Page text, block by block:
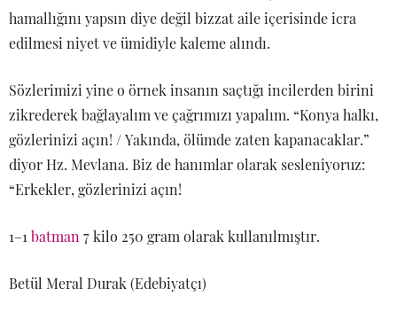
hamallığını yapsın diye değil bizzat aile içerisinde icra
edilmesi niyet ve ümidiyle kaleme alındı.
Sözlerimizi yine o örnek insanın saçtığı incilerden birini
zikrederek bağlayalım ve çağrımızı yapalım. “Konya halkı,
gözlerinizi açın! / Yakında, ölümde zaten kapanacaklar.”
diyor Hz. Mevlana. Biz de hanımlar olarak sesleniyoruz:
“Erkekler, gözlerinizi açın!
1–1 batman 7 kilo 250 gram olarak kullanılmıştır.
Betül Meral Durak (Edebiyatçı)